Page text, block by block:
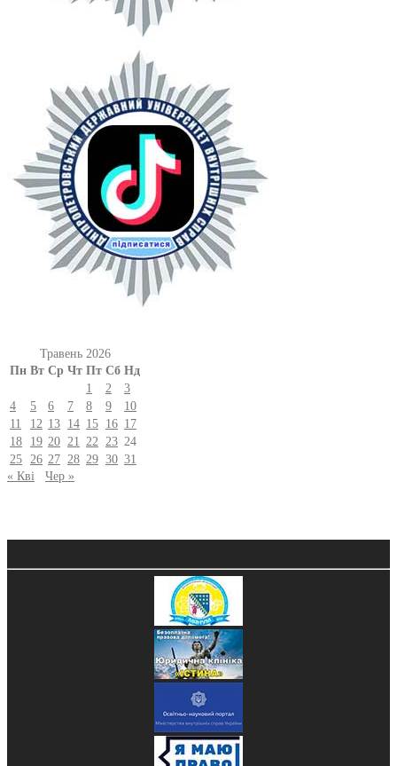
Травень 2026
Пн Вт Ср Чт Пт Сб Нд
1
2
3
4
5 6 7 8 9
10
11
12 13 14 15 16 17
18
19 20 21 22 23 24
25 26 27 28 29 30 31
« Кві
Чер »